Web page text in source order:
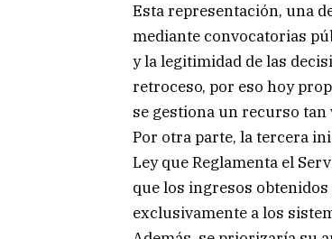
Esta representación, una
mediante convocatorias
y la legitimidad de las
retroceso, por eso hoy
se gestiona un recurso tan
Por otra parte, la tercera
Ley que Reglamenta el
que los ingresos
exclusivamente a los